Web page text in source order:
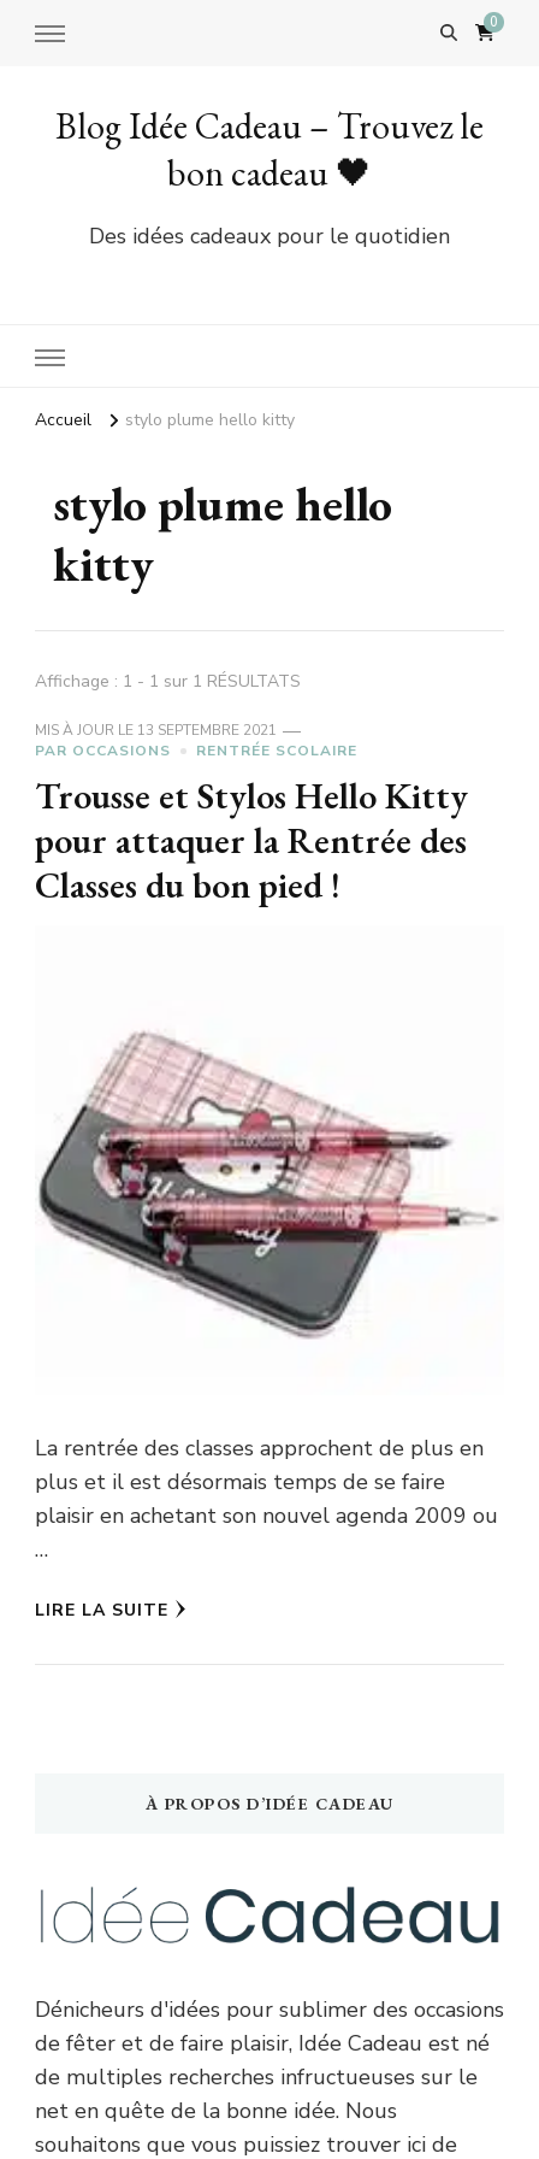
0
Blog Idée Cadeau – Trouvez le
bon cadeau 🖤
Des idées cadeaux pour le quotidien
Accueil stylo plume hello kitty
stylo plume hello
kitty
Affichage : 1 - 1 sur 1 RÉSULTATS
MIS À JOUR LE 13 SEPTEMBRE 2021
PAR OCCASIONS
RENTRÉE SCOLAIRE
Trousse et Stylos Hello Kitty
pour attaquer la Rentrée des
Classes du bon pied !
La rentrée des classes approchent de plus en
plus et il est désormais temps de se faire
plaisir en achetant son nouvel agenda 2009 ou
…
LIRE LA SUITE
À PROPOS D’IDÉE CADEAU
Dénicheurs d'idées pour sublimer des occasions
de fêter et de faire plaisir, Idée Cadeau est né
de multiples recherches infructueuses sur le
net en quête de la bonne idée. Nous
souhaitons que vous puissiez trouver ici de